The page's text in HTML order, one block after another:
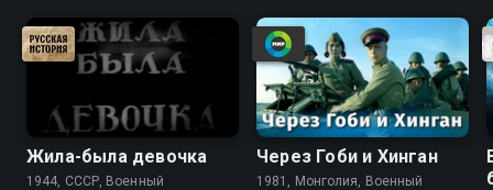
Жила-была девочка
1944, СССР, Военный
Через Гоби и Хинган
1981, Монголия, Военный